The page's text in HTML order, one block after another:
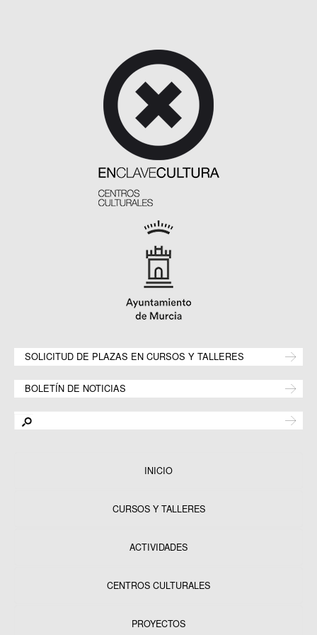
SOLICITUD DE PLAZAS EN CURSOS Y TALLERES
BOLETÍN DE NOTICIAS
INICIO
CURSOS Y TALLERES
ACTIVIDADES
CENTROS CULTURALES
PROYECTOS